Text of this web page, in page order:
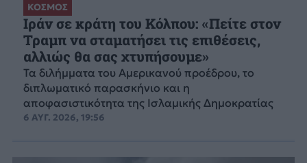
ΚΟΣΜΟΣ
Ιράν σε κράτη του Κόλπου: «Πείτε στον
Τραμπ να σταματήσει τις επιθέσεις,
αλλιώς θα σας χτυπήσουμε»
Τα διλήμματα του Αμερικανού προέδρου, το
διπλωματικό παρασκήνιο και η
αποφασιστικότητα της Ισλαμικής Δημοκρατίας
6 ΑΥΓ. 2026, 19:56